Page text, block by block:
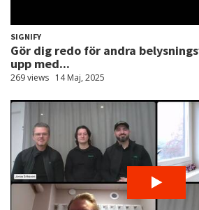
SIGNIFY
Gör dig redo för andra
upp med...
269 views 14 Maj, 2025